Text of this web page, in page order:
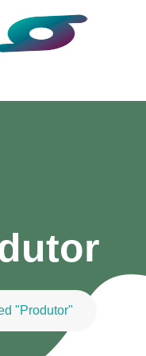
"Produtor"